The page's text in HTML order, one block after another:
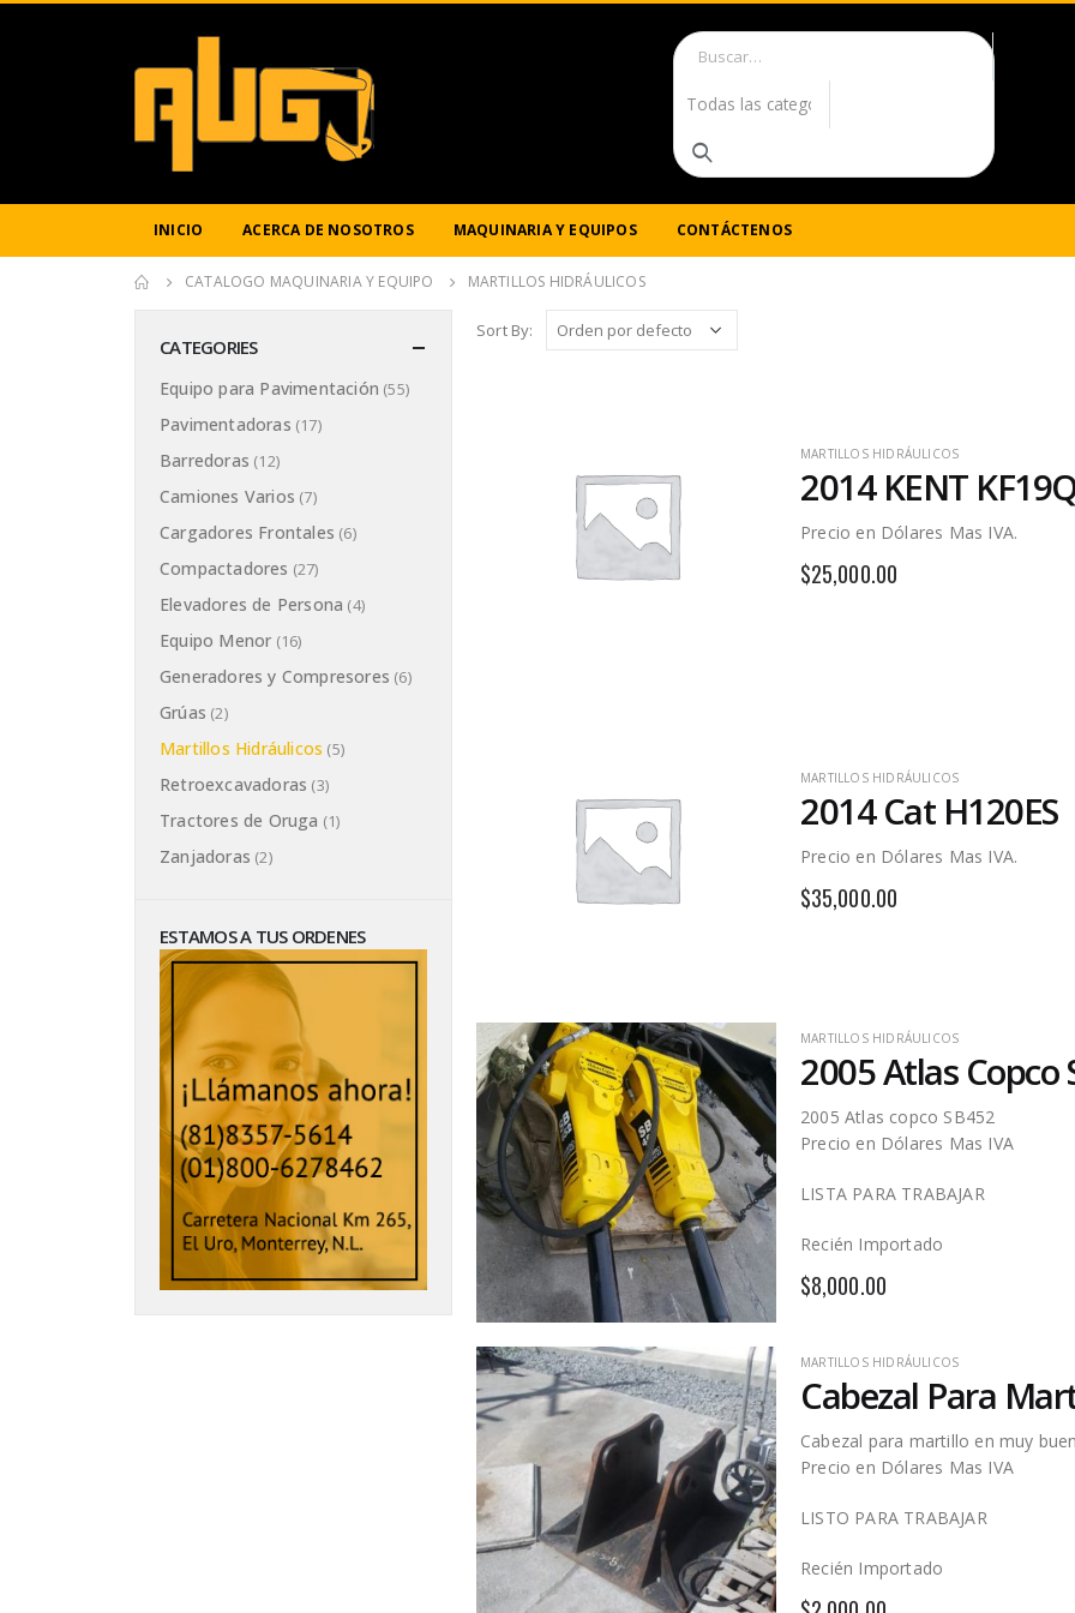
INICIO ACERCA DE NOSOTROS MAQUINARIA Y EQUIPOS CONTÁCTENOS
CATALOGO MAQUINARIA Y EQUIPO MARTILLOS HIDRÁULICOS
Sort By:
MARTILLOS HIDRÁULICOS
2014 KENT
Precio en Dólares Mas IVA.
$25,000.00
MARTILLOS HIDRÁULICOS
2014 Cat H120ES
Precio en Dólares Mas IVA.
$35,000.00
MARTILLOS HIDRÁULICOS
2005 Atlas Copco
2005 Atlas copco SB452
Precio en Dólares Mas IVA
LISTA PARA TRABAJAR
Recién Importado
$8,000.00
MARTILLOS HIDRÁULICOS
Cabezal Para
Cabezal para martillo en muy
Precio en Dólares Mas IVA
LISTO PARA TRABAJAR
Recién Importado
CATEGORIES
Equipo para Pavimentación (55)
Pavimentadoras (17)
Barredoras (12)
Camiones Varios (7)
Cargadores Frontales (6)
Compactadores (27)
Elevadores de Persona (4)
Equipo Menor (16)
Generadores y Compresores (6)
Grúas (2)
Martillos Hidráulicos (5)
Retroexcavadoras (3)
Tractores de Oruga (1)
Zanjadoras (2)
ESTAMOS A TUS ORDENES